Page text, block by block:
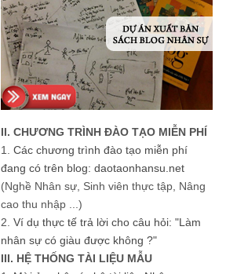
II. CHƯƠNG TRÌNH ĐÀO TẠO MIỄN PHÍ
1. Các chương trình đào tạo miễn phí
đang có trên blog: daotaonhansu.net
(Nghề Nhân sự, Sinh viên thực tập, Nâng
cao thu nhập ...)
2. Ví dụ thực tế trả lời cho câu hỏi: "Làm
nhân sự có giàu được không ?"
III. HỆ THỐNG TÀI LIỆU MẪU